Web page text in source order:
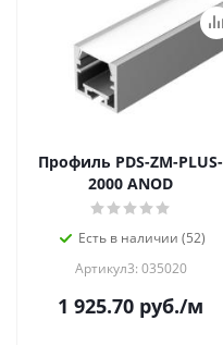
Профиль PDS-ZM-PLUS-
2000 ANOD
Есть в наличии (52)
Артикул3: 035020
1 925.70 руб./м